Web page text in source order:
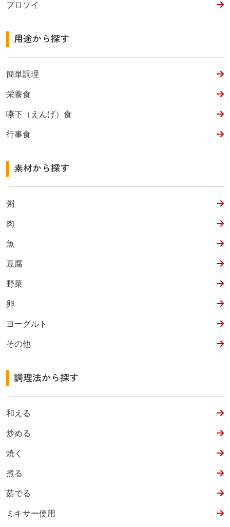
プロソイ
用途から探す
簡単調理
栄養食
嚥下（えんげ）食
行事食
素材から探す
粥
肉
魚
豆腐
野菜
卵
ヨーグルト
その他
調理法から探す
和える
炒める
焼く
煮る
茹でる
ミキサー使用